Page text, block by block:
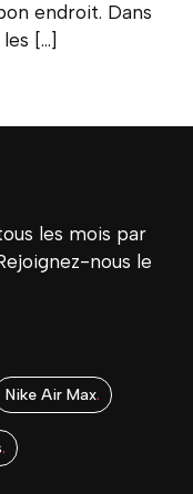
endroit. Dans
[…]
les mois par
nous le
Nike Air Max.
.